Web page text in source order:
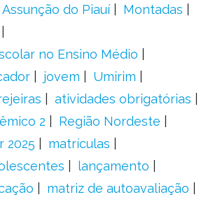
Assunção do Piauí
Montadas
no Ensino Médio
jovem
Umirim
atividades obrigatórias
2
Região Nordeste
2025
matrículas
lançamento
matriz de autoavaliação